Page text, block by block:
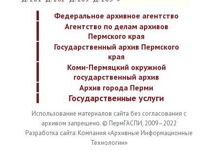
Федеральное архивное агентство
Агентство по делам архивов
Пермского края
Государственный архив Пермского
края
Коми-Пермяцкий окружной
государственный архив
Архив города Перми
Государственные услуги
Использование материалов сайта без согласования с
архивом запрещено. © ПермГАСПИ, 2009–2022
Разработка сайта: Компания «Архивные Информационные
Технологии»